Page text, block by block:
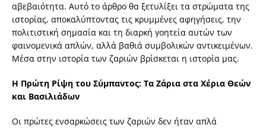
αβεβαιότητα. Αυτό το άρθρο θα ξετυλίξει τα στρώματα της
ιστορίας, αποκαλύπτοντας τις κρυμμένες αφηγήσεις, την
πολιτιστική σημασία και τη διαρκή γοητεία αυτών των
φαινομενικά απλών, αλλά βαθιά συμβολικών αντικειμένων.
Μέσα στην ιστορία των ζαριών βρίσκεται η ιστορία μας.
Η Πρώτη Ρίψη του Σύμπαντος: Τα Ζάρια στα Χέρια Θεών
και Βασιλιάδων
Οι πρώτες ενσαρκώσεις των ζαριών δεν ήταν απλά